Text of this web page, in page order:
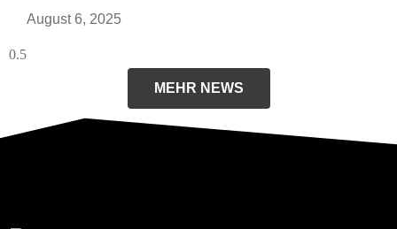
August 6, 2025
MEHR NEWS